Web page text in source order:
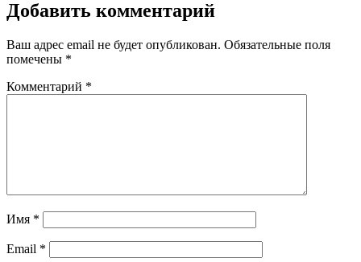
Добавить комментарий
Ваш адрес email не будет опубликован. Обязательные поля
помечены *
Комментарий *
Имя *
Email *